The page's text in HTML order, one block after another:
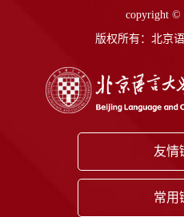
copyright ©
版权所有：北京
友情
常用